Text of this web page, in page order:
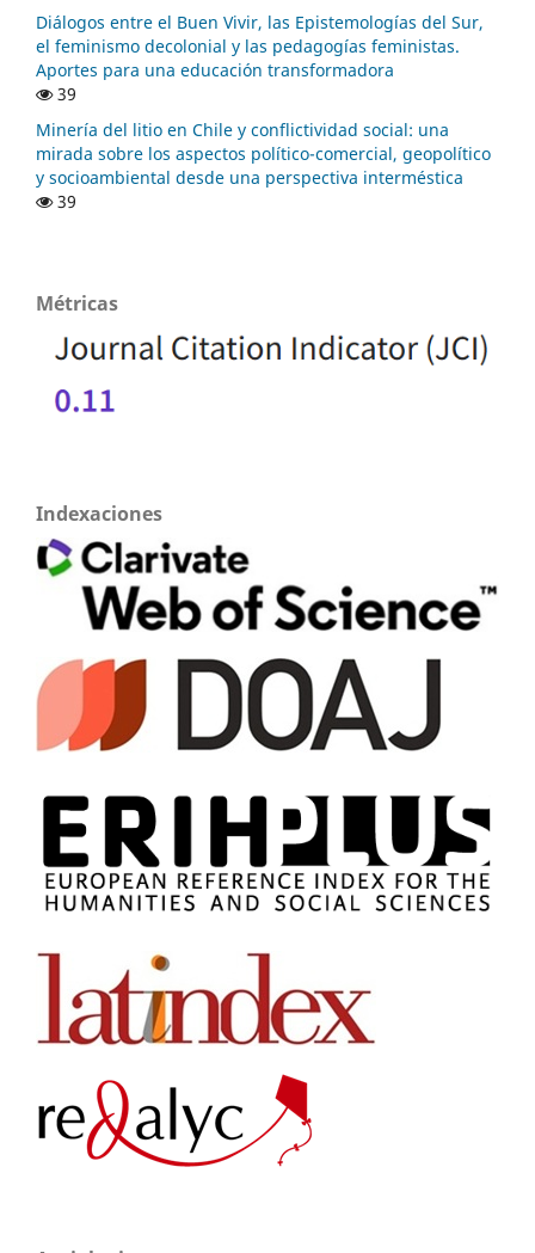
Diálogos entre el Buen Vivir, las Epistemologías del Sur,
el feminismo decolonial y las pedagogías feministas.
Aportes para una educación transformadora
39
Minería del litio en Chile y conflictividad social: una
mirada sobre los aspectos político-comercial, geopolítico
y socioambiental desde una perspectiva interméstica
39
Métricas
Indexaciones